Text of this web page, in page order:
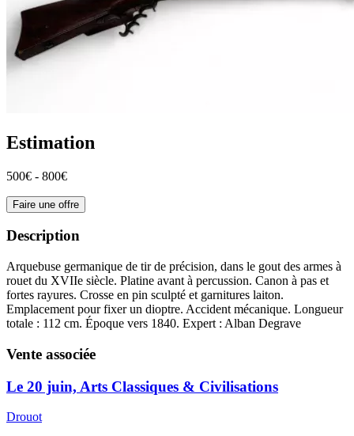
Estimation
500€ - 800€
Faire une offre
Description
Arquebuse germanique de tir de précision, dans le gout des armes à
rouet du XVIIe siècle. Platine avant à percussion. Canon à pas et
fortes rayures. Crosse en pin sculpté et garnitures laiton.
Emplacement pour fixer un dioptre. Accident mécanique. Longueur
totale : 112 cm. Époque vers 1840. Expert : Alban Degrave
Vente associée
Le 20 juin, Arts Classiques & Civilisations
Drouot